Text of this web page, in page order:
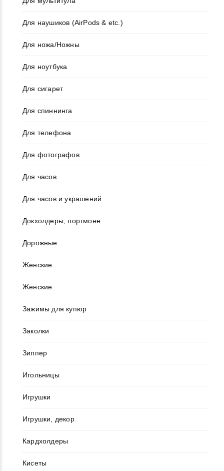
Для наушиков (AirPods & etc.)
Для ножа/Ножны
Для ноутбука
Для сигарет
Для спиннинга
Для телефона
Для фотографов
Для часов
Для часов и украшений
Докхолдеры, портмоне
Дорожные
Женские
Женские
Зажимы для купюр
Заколки
Зиппер
Игольницы
Игрушки
Игрушки, декор
Кардхолдеры
Кисеты